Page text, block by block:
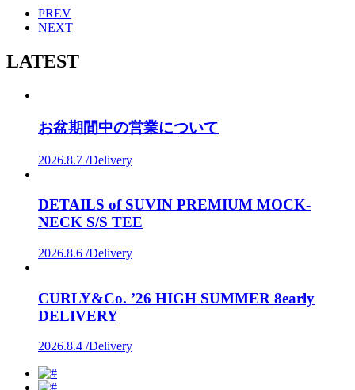
PREV
NEXT
LATEST
お盆期間中の営業について
2026.8.7 /Delivery
DETAILS of SUVIN PREMIUM MOCK-
NECK S/S TEE
2026.8.6 /Delivery
CURLY&Co. ’26 HIGH SUMMER 8early
DELIVERY
2026.8.4 /Delivery